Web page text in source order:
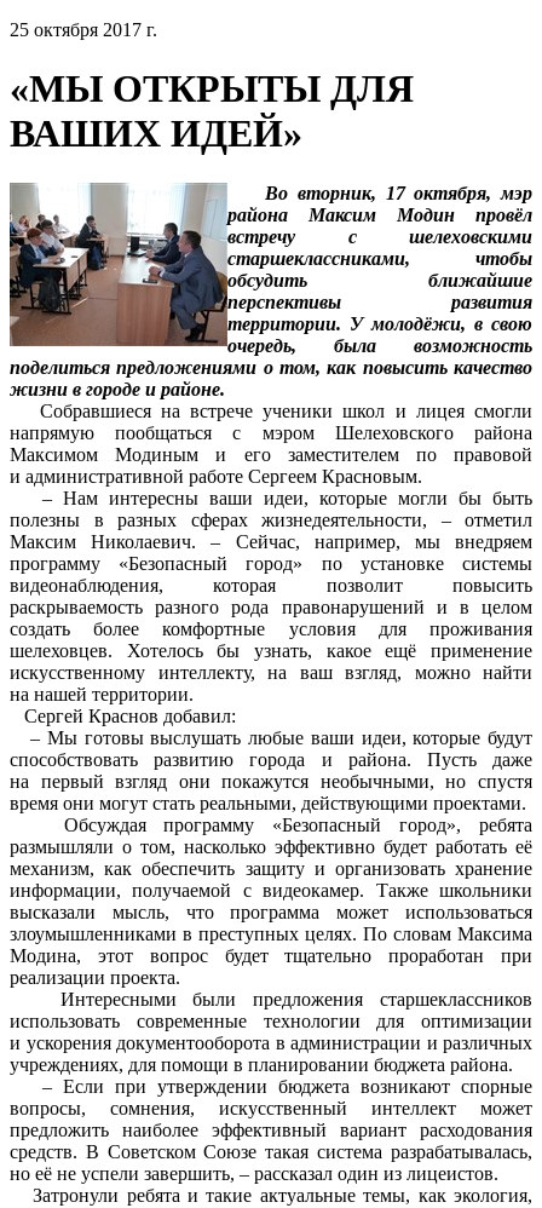
25 октября 2017 г.
«МЫ ОТКРЫТЫ ДЛЯ
ВАШИХ ИДЕЙ»
Во вторник, 17 октября, мэр
района Максим Модин провёл
встречу с шелеховскими
старшеклассниками, чтобы
обсудить ближайшие
перспективы развития
территории. У молодёжи, в свою
очередь, была возможность
поделиться предложениями о том, как повысить качество
жизни в городе и районе.
Собравшиеся на встрече ученики школ и лицея смогли
напрямую пообщаться с мэром Шелеховского района
Максимом Модиным и его заместителем по правовой
и административной работе Сергеем Красновым.
– Нам интересны ваши идеи, которые могли бы быть
полезны в разных сферах жизнедеятельности, – отметил
Максим Николаевич. – Сейчас, например, мы внедряем
программу «Безопасный город» по установке системы
видеонаблюдения, которая позволит повысить
раскрываемость разного рода правонарушений и в целом
создать более комфортные условия для проживания
шелеховцев. Хотелось бы узнать, какое ещё применение
искусственному интеллекту, на ваш взгляд, можно найти
на нашей территории.
Сергей Краснов добавил:
– Мы готовы выслушать любые ваши идеи, которые будут
способствовать развитию города и района. Пусть даже
на первый взгляд они покажутся необычными, но спустя
время они могут стать реальными, действующими проектами.
Обсуждая программу «Безопасный город», ребята
размышляли о том, насколько эффективно будет работать её
механизм, как обеспечить защиту и организовать хранение
информации, получаемой с видеокамер. Также школьники
высказали мысль, что программа может использоваться
злоумышленниками в преступных целях. По словам Максима
Модина, этот вопрос будет тщательно проработан при
реализации проекта.
Интересными были предложения старшеклассников
использовать современные технологии для оптимизации
и ускорения документооборота в администрации и различных
учреждениях, для помощи в планировании бюджета района.
– Если при утверждении бюджета возникают спорные
вопросы, сомнения, искусственный интеллект может
предложить наиболее эффективный вариант расходования
средств. В Советском Союзе такая система разрабатывалась,
но её не успели завершить, – рассказал один из лицеистов.
Затронули ребята и такие актуальные темы, как экология,